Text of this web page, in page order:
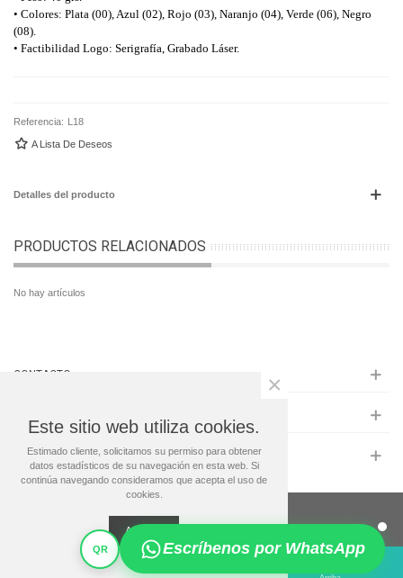
• Colores: Plata (00), Azul (02), Rojo (03), Naranjo (04), Verde (06), Negro
(08).
• Factibilidad Logo: Serigrafía, Grabado Láser.
Referencia: L18
A Lista De Deseos
Detalles del producto
PRODUCTOS RELACIONADOS
No hay artículos
CONTACTO
MAS INFO
© 2024 Regalos Premium
Este sitio web utiliza cookies.
Estimado cliente, solicitamos su permiso para obtener
datos estadísticos de su navegación en esta web. Si
continúa navegando consideramos que acepta el uso de
cookies.
Aceptar
×
QR Escríbenos por WhatsApp